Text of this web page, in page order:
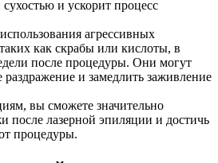
и ускорит процесс
агрессивных
как скрабы или кислоты, в
после процедуры. Они могут
раздражение и замедлить заживление
вы сможете значительно
после лазерной эпиляции и достичь
процедуры.